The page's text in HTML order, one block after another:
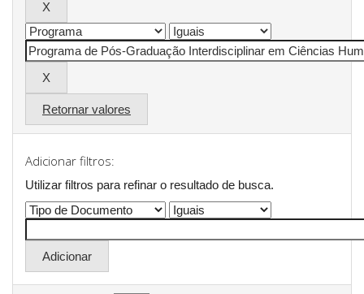
Retornar valores
Adicionar filtros:
Utilizar filtros para refinar o resultado de busca.